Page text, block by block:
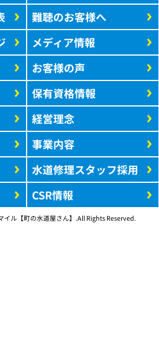
難聴のお客様へ
メディア情報
お客様の声
保有資格情報
経営理念
事業内容
水道修理スタッフ採用
CSR情報
ル【町の水道屋さん】.All Rights Reserved.